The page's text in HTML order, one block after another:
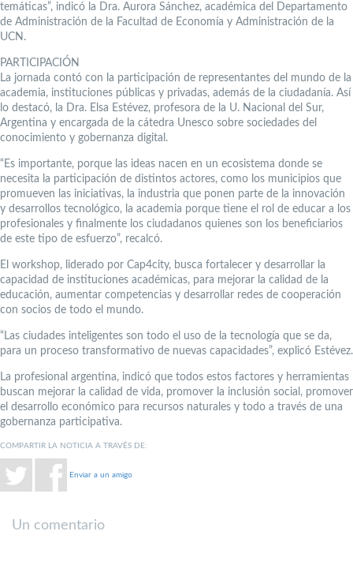
temáticas”, indicó la Dra. Aurora Sánchez, académica del Departamento
de Administración de la Facultad de Economía y Administración de la
UCN.
PARTICIPACIÓN
La jornada contó con la participación de representantes del mundo de la
academia, instituciones públicas y privadas, además de la ciudadanía. Así
lo destacó, la Dra. Elsa Estévez, profesora de la U. Nacional del Sur,
Argentina y encargada de la cátedra Unesco sobre sociedades del
conocimiento y gobernanza digital.
“Es importante, porque las ideas nacen en un ecosistema donde se
necesita la participación de distintos actores, como los municipios que
promueven las iniciativas, la industria que ponen parte de la innovación
y desarrollos tecnológico, la academia porque tiene el rol de educar a los
profesionales y finalmente los ciudadanos quienes son los beneficiarios
de este tipo de esfuerzo”, recalcó.
El workshop, liderado por Cap4city, busca fortalecer y desarrollar la
capacidad de instituciones académicas, para mejorar la calidad de la
educación, aumentar competencias y desarrollar redes de cooperación
con socios de todo el mundo.
“Las ciudades inteligentes son todo el uso de la tecnología que se da,
para un proceso transformativo de nuevas capacidades”, explicó Estévez.
La profesional argentina, indicó que todos estos factores y herramientas
buscan mejorar la calidad de vida, promover la inclusión social, promover
el desarrollo económico para recursos naturales y todo a través de una
gobernanza participativa.
COMPARTIR LA NOTICIA A TRAVÉS DE:
Enviar a un amigo
Un comentario